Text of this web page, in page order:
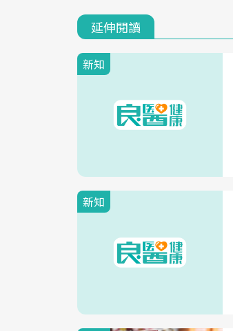
延伸閱讀
新知
新知